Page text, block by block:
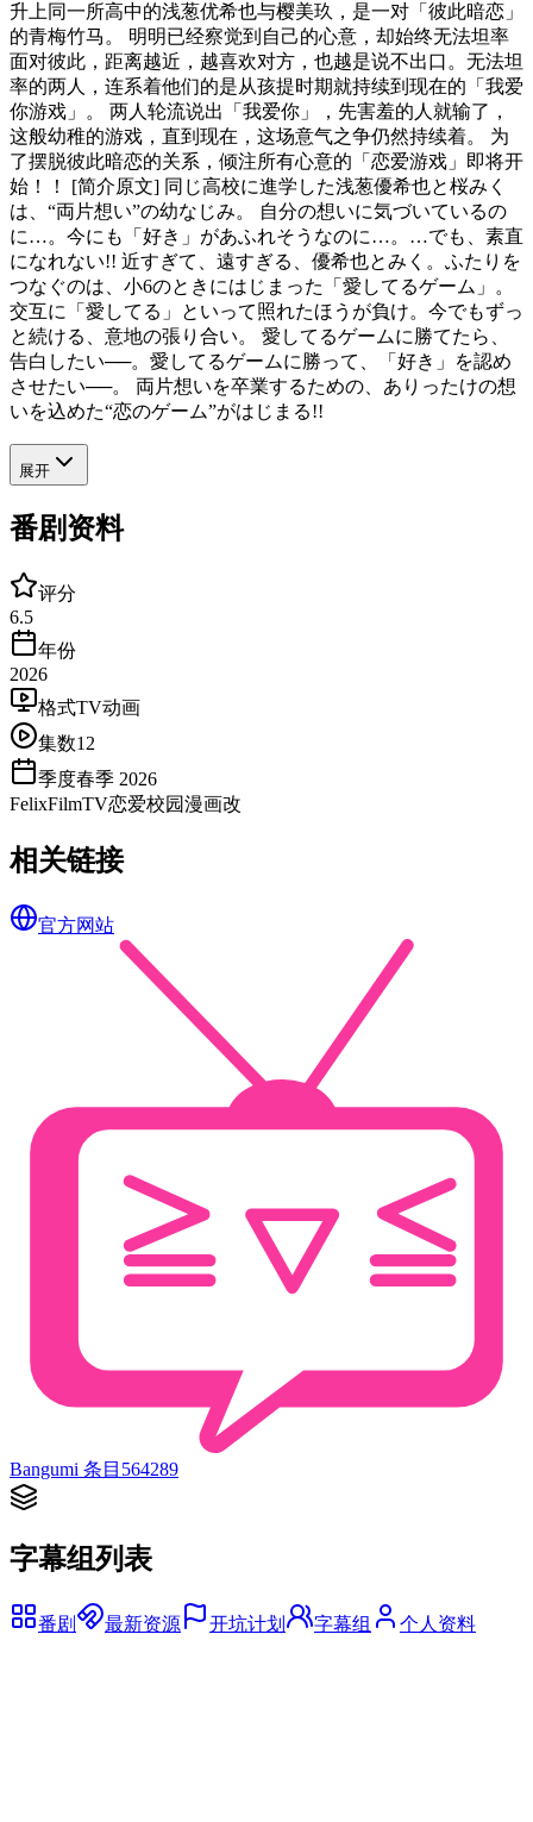
升上同一所高中的浅葱优希也与樱美玖，是一对「彼此暗恋」
的青梅竹马。 明明已经察觉到自己的心意，却始终无法坦率
面对彼此，距离越近，越喜欢对方，也越是说不出口。无法坦
率的两人，连系着他们的是从孩提时期就持续到现在的「我爱
你游戏」。 两人轮流说出「我爱你」，先害羞的人就输了，
这般幼稚的游戏，直到现在，这场意气之争仍然持续着。 为
了摆脱彼此暗恋的关系，倾注所有心意的「恋爱游戏」即将开
始！！ [简介原文] 同じ高校に進学した浅葱優希也と桜みく
は、“両片想い”の幼なじみ。 自分の想いに気づいているの
に…。今にも「好き」があふれそうなのに…。…でも、素直
になれない!! 近すぎて、遠すぎる、優希也とみく。ふたりを
つなぐのは、小6のときにはじまった「愛してるゲーム」。
交互に「愛してる」といって照れたほうが負け。今でもずっ
と続ける、意地の張り合い。 愛してるゲームに勝てたら、
告白したい──。愛してるゲームに勝って、「好き」を認め
させたい──。 両片想いを卒業するための、ありったけの想
いを込めた“恋のゲーム”がはじまる!!
展开
番剧资料
评分
6.5
年份
2026
格式TV动画
集数12
季度春季 2026
FelixFilmTV恋爱校园漫画改
相关链接
官方网站
Bangumi 条目 564289
字幕组列表
番剧 最新资源 开坑计划 字幕组 个人资料